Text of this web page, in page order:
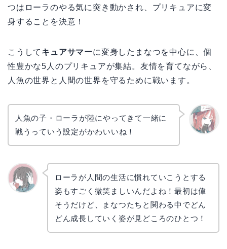
つはローラのやる気に突き動かされ、プリキュアに変
身することを決意！
こうして キュアサマーに変身したまなつを中心に、個
性豊かな5人のプリキュアが集結。友情を育てながら、
人魚の世界と人間の世界を守るために戦います。
人魚の子・ローラが陸にやってきて一緒に
戦うっていう設定がかわいいね！
ローラが人間の生活に慣れていこうとする
姿もすごく微笑ましいんだよね！最初は偉
そうだけど、まなつたちと関わる中でどん
どん成長していく姿が見どころのひとつ！